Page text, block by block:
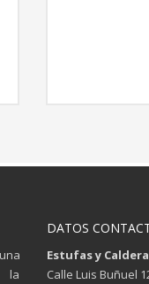
la
DATOS
Estufas y
Calle Luis Buñuel